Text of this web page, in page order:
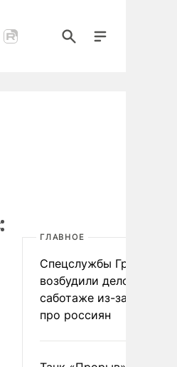
ГЛАВНОЕ
Спецслужбы Грузии
возбудили дело о
саботаже из-за фейков
про россиян